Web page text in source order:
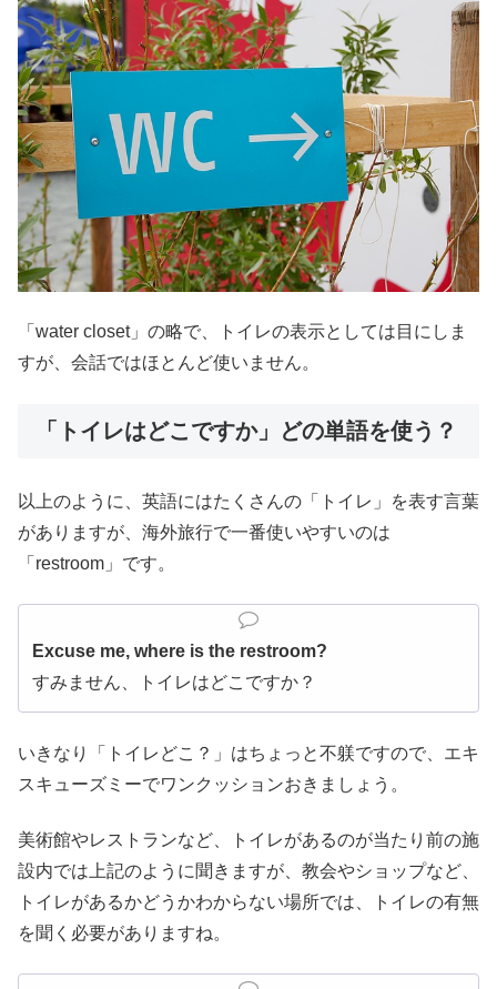
「water closet」の略で、トイレの表示としては目にしま
すが、会話ではほとんど使いません。
「トイレはどこですか」どの単語を使う？
以上のように、英語にはたくさんの「トイレ」を表す言葉
がありますが、海外旅行で一番使いやすいのは
「restroom」です。
Excuse me, where is the restroom?
すみません、トイレはどこですか？
いきなり「トイレどこ？」はちょっと不躾ですので、エキ
スキューズミーでワンクッションおきましょう。
美術館やレストランなど、トイレがあるのが当たり前の施
設内では上記のように聞きますが、教会やショップなど、
トイレがあるかどうかわからない場所では、トイレの有無
を聞く必要がありますね。